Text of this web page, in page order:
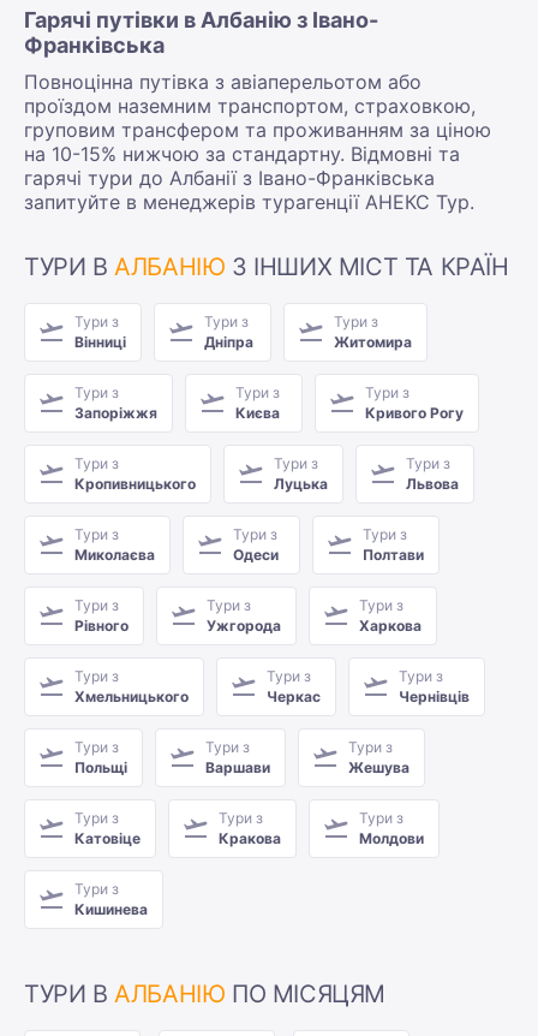
Гарячі путівки в Албанію з Івано-
Франківська
Повноцінна путівка з авіаперельотом або
проїздом наземним транспортом, страховкою,
груповим трансфером та проживанням за ціною
на 10-15% нижчою за стандартну. Відмовні та
гарячі тури до Албанії з Івано-Франківська
запитуйте в менеджерів турагенції АНЕКС Тур.
ТУРИ В АЛБАНІЮ З ІНШИХ МІСТ ТА КРАЇН
Тури з
Вінниці
Тури з
Дніпра
Тури з
Житомира
Тури з
Запоріжжя
Тури з
Києва
Тури з
Кривого Рогу
Тури з
Кропивницького
Тури з
Луцька
Тури з
Львова
Тури з
Миколаєва
Тури з
Одеси
Тури з
Полтави
Тури з
Рівного
Тури з
Ужгорода
Тури з
Харкова
Тури з
Хмельницького
Тури з
Черкас
Тури з
Чернівців
Тури з
Польщі
Тури з
Варшави
Тури з
Жешува
Тури з
Катовіце
Тури з
Кракова
Тури з
Молдови
Тури з
Кишинева
ТУРИ В АЛБАНІЮ ПО МІСЯЦЯМ